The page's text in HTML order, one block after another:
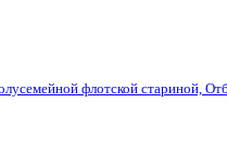
флотской стариной,